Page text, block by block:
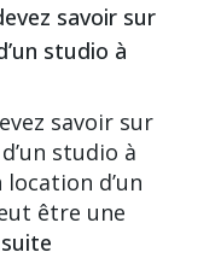
savoir sur
studio à
savoir sur
studio à
d’un
être une